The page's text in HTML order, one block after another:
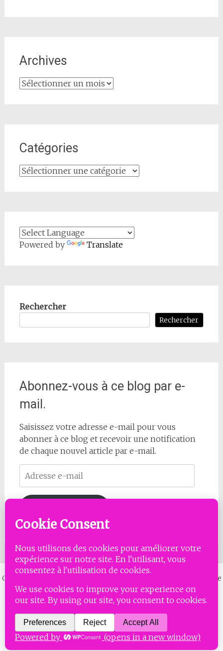
Archives
Archives
Catégories
Catégories
Powered by Translate
Rechercher
Rechercher
Abonnez-vous à ce blog par e-
mail.
Saisissez votre adresse e-mail pour vous
abonner à ce blog et recevoir une notification
de chaque nouvel article par e-mail.
Adresse
e-
mail
Copyright © 2026
. All rights reserved. Thème
Radiatepar ThemeGrill. Powered byWordPress.